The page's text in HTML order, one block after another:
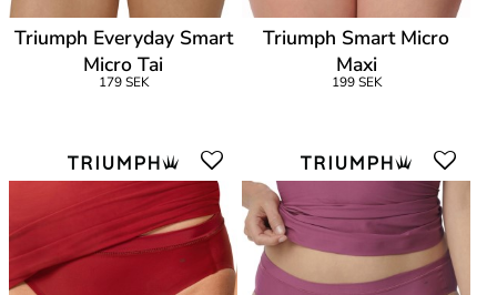
Triumph Everyday Smart
Micro Tai
179 SEK
Triumph Smart Micro
Maxi
199 SEK